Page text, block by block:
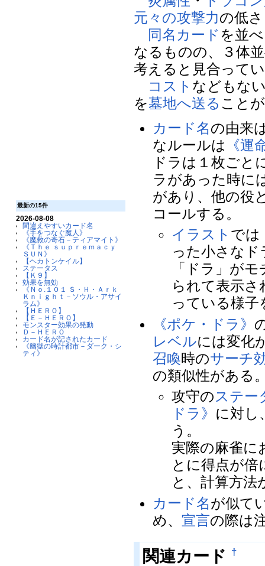
最新の15件
2026-08-08
間違えやすいカード名
《手をつなぐ魔人》
《魔救の奇石－ティアマイト》
《Ｔｈｅ ｓｕｐｒｅｍａｃｙ
ＳＵＮ》
【ヘカトンケイル】
ステータス
【Ｋ９】
効果を無効
《Ｎｏ.１０１ Ｓ・Ｈ・Ａｒｋ
Ｋｎｉｇｈｔ－ソウル・アサイ
ラム》
【ＨＥＲＯ】
【Ｅ－ＨＥＲＯ】
モンスター効果の発動
Ｄ－ＨＥＲＯ
カード名が記されたカード
《幽獄の時計都市－ダーク・シ
ティ》
元々の攻撃力の低
同名カード を並
なるものの、３体
考えると見合って
コスト などもな
を墓地へ送る こと
カード名の由来
なルールは 《運
ドラは１枚ごと
ラがあった時に
があり、他の役
コールする。
イラスト では
った小さな
「ドラ」が
られて表示
っている様
《ポケ・ドラ》
レベルには変化
召喚時のサーチ
の類似性がある
攻守の ステー
ドラ》 に対し
う。
実際の麻雀に
とに得点が
と、計算方法
カード名が似て
め、宣言の際は
関連カード †